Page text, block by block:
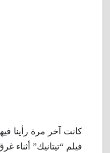
كانت آخر مرة رأينا
فيلم “تيتانيك”